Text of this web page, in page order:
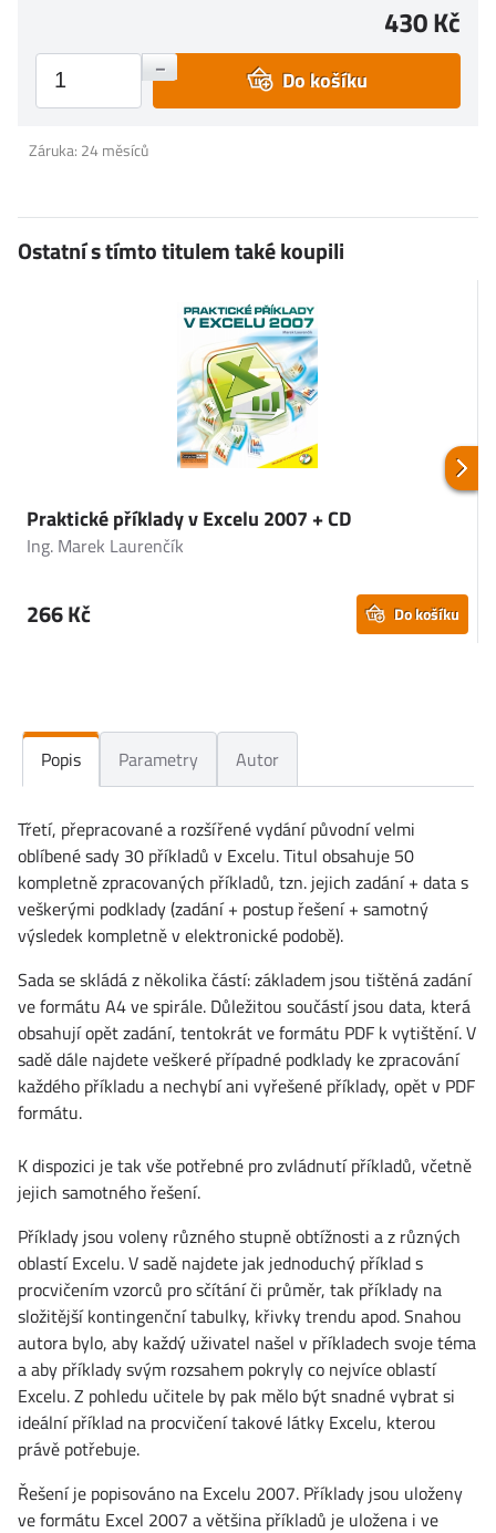
430 Kč
+
– Do košíku
Záruka: 24 měsíců
Ostatní s tímto titulem také koupili
Praktické příklady v Excelu 2007 + CD
Ing. Marek Laurenčík
266 Kč Do košíku
Popis Parametry Autor
Třetí, přepracované a rozšířené vydání původní velmi
oblíbené sady 30 příkladů v Excelu. Titul obsahuje 50
kompletně zpracovaných příkladů, tzn. jejich zadání + data s
veškerými podklady (zadání + postup řešení + samotný
výsledek kompletně v elektronické podobě).
Sada se skládá z několika částí: základem jsou tištěná zadání
ve formátu A4 ve spirále. Důležitou součástí jsou data, která
obsahují opět zadání, tentokrát ve formátu PDF k vytištění. V
sadě dále najdete veškeré případné podklady ke zpracování
každého příkladu a nechybí ani vyřešené příklady, opět v PDF
formátu.
K dispozici je tak vše potřebné pro zvládnutí příkladů, včetně
jejich samotného řešení.
Příklady jsou voleny různého stupně obtížnosti a z různých
oblastí Excelu. V sadě najdete jak jednoduchý příklad s
procvičením vzorců pro sčítání či průměr, tak příklady na
složitější kontingenční tabulky, křivky trendu apod. Snahou
autora bylo, aby každý uživatel našel v příkladech svoje téma
a aby příklady svým rozsahem pokryly co nejvíce oblastí
Excelu. Z pohledu učitele by pak mělo být snadné vybrat si
ideální příklad na procvičení takové látky Excelu, kterou
právě potřebuje.
Řešení je popisováno na Excelu 2007. Příklady jsou uloženy
ve formátu Excel 2007 a většina příkladů je uložena i ve